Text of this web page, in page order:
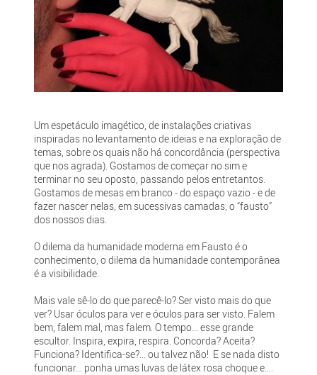
Um espetáculo imagético, de instalações criativas
inspiradas no levantamento de ideias e na exploração de
temas, sobre os quais não há concordância (perspectiva
que nos agrada). Gostamos de começar no sim e
terminar no seu oposto, passando pelos entretantos.
Gostamos de mesas em branco - do espaço vazio - e de
fazer nascer nelas, em sucessivas camadas, o “fausto”
dos nossos dias.
O dilema da humanidade moderna em Fausto é o
conhecimento, o dilema da humanidade contemporânea
é a visibilidade.
Mais vale sê-lo do que parecê-lo? Ser visto mais do que
ver? Usar óculos para ver e óculos para ser visto. Falem
bem, falem mal, mas falem. O tempo… esse grande
escultor. Inspira, expira, respira. Concorda? Aceita?
Funciona? Identifica-se?... ou talvez não! E se nada disto
funcionar... ponha umas luvas de látex rosa choque e....